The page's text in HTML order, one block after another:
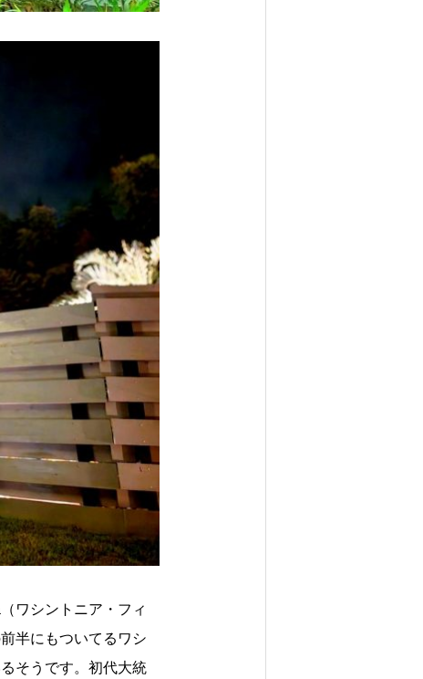
ワシントニア・フィ
半にもついてるワシ
そうです。初代大統